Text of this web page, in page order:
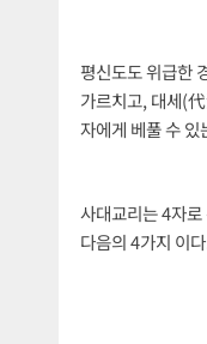
평신도도 위급한
가르치고, 대세(
자에게 베풀 수 있
사대교리는 4자
다음의 4가지 이